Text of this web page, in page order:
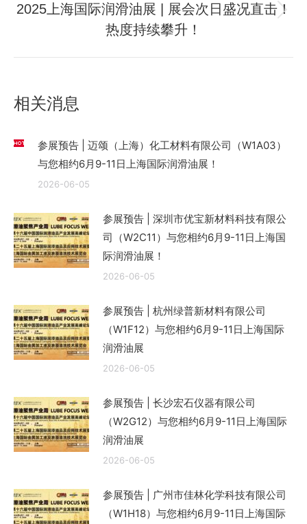
章：
未
来
的
2025上海国际润滑油展 | 展会次日盛况直击！
热度持续攀升！
相关消息
参展预告 | 迈颂（上海）化工材料有限公司（W1A03）
与您相约6月9-11日上海国际润滑油展！
2026-06-05
参展预告 | 深圳市优宝新材料科技有限公
司（W2C11）与您相约6月9-11日上海国
际润滑油展！
2026-06-05
参展预告 | 杭州绿普新材料有限公司
（W1F12）与您相约6月9-11日上海国际
润滑油展
2026-06-05
参展预告 | 长沙宏石仪器有限公司
（W2G12）与您相约6月9-11日上海国际
润滑油展
2026-06-05
参展预告 | 广州市佳林化学科技有限公司
（W1H18）与您相约6月9-11日上海国际